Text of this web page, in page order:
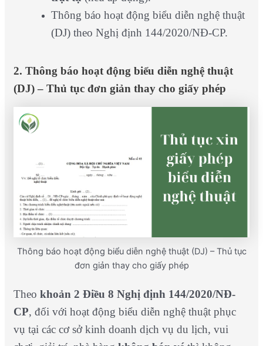
Thông báo hoạt động biểu diễn nghệ thuật
(DJ) theo Nghị định 144/2020/NĐ-CP.
2. Thông báo hoạt động biểu diễn nghệ thuật
(DJ) – Thủ tục đơn giản thay cho giấy phép
Thông báo hoạt động biểu diễn nghệ thuật (DJ) – Thủ tục
đơn giản thay cho giấy phép
Theo khoản 2 Điều 8 Nghị định 144/2020/NĐ-
CP, đối với hoạt động biểu diễn nghệ thuật phục
vụ tại các cơ sở kinh doanh dịch vụ du lịch, vui